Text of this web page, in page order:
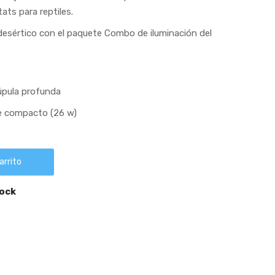
para reptiles.
con el paquete Combo de iluminación del
profunda
compacto (26 w)